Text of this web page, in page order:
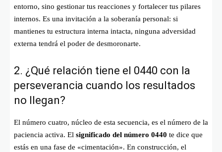
entorno, sino gestionar tus reacciones y fortalecer tus pilares
internos. Es una invitación a la soberanía personal: si
mantienes tu estructura interna intacta, ninguna adversidad
externa tendrá el poder de desmoronarte.
2. ¿Qué relación tiene el 0440 con la
perseverancia cuando los resultados
no llegan?
El número cuatro, núcleo de esta secuencia, es el número de la
paciencia activa. El significado del número 0440 te dice que
estás en una fase de «cimentación». En construcción, el